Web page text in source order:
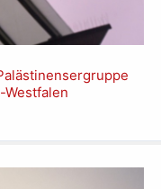
Westfalen